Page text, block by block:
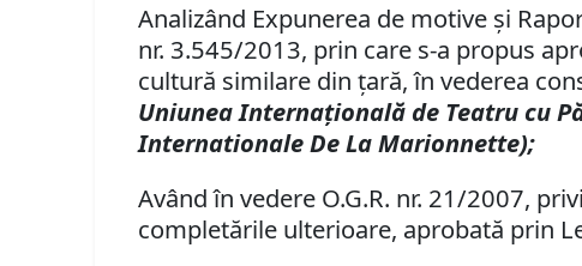
Analizând Expunerea de motive şi
nr. 3.545/2013, prin care s-a propus
cultură similare din ţară, în vederea
Uniunea Internaţională de Teatru cu
Internationale De La Marionnette);
Având în vedere O.G.R. nr. 21/2007,
completările ulterioare, aprobată prin